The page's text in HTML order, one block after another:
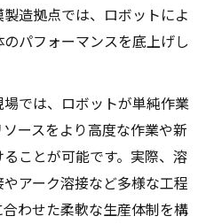
造拠点では、ロボットによ
パフォーマンスを底上げし
では、ロボットが単純作業
ースをより高度な作業や新
ことが可能です。実際、溶
アーク溶接など多様な工程
わせた柔軟な生産体制を構